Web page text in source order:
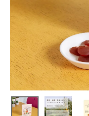
ホーム
新商品
カテゴリーから探す
美容・コスメ・香水